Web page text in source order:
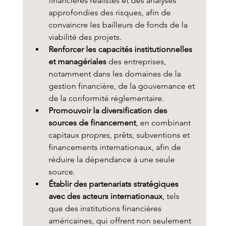
approfondies des risques, afin de
convaincre les bailleurs de fonds de la
viabilité des projets.
Renforcer les capacités institutionnelles
et managériales des entreprises,
notamment dans les domaines de la
gestion financière, de la gouvernance et
de la conformité réglementaire.
Promouvoir la diversification des
sources de financement, en combinant
capitaux propres, prêts, subventions et
financements internationaux, afin de
réduire la dépendance à une seule
source.
Établir des partenariats stratégiques
avec des acteurs internationaux, tels
que des institutions financières
américaines, qui offrent non seulement